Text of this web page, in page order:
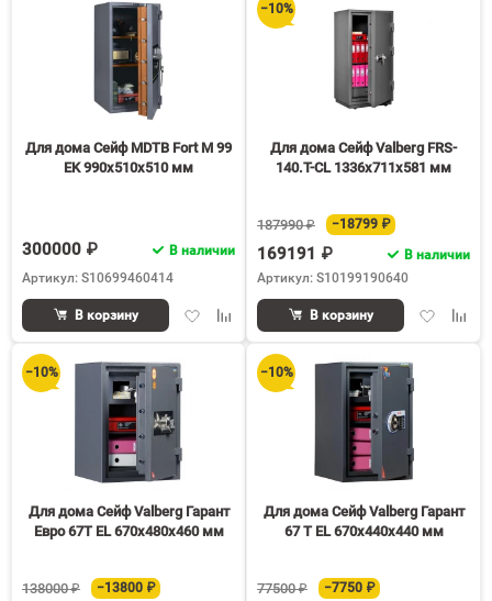
Для дома Сейф MDTB Fort M 99
EK 990x510x510 мм
300000 ₽
В наличии
Артикул: S10699460414
ДобавитьДобавить
сравнению
В корзину
−10%
Для дома Сейф Valberg FRS-
140.T-CL 1336x711x581 мм
187990 ₽ −18799 ₽
169191 ₽
В наличии
Артикул: S10199190640
Добавить
В корзину
−10%
Для дома Сейф Valberg Гарант
Евро 67T EL 670x480x460 мм
138000 ₽ −13800 ₽
−10%
Для дома Сейф Valberg Гарант
67 T EL 670x440x440 мм
77500 ₽ −7750 ₽